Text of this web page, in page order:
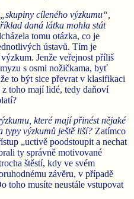
cíleného výzkumu“,
daná látka mohla stát
tomu otázka, co je
ústavů. Tím je
Jenže veřejnost příliš
s osmi nožičkama, byť
to být sice převrat v klasifikaci
toho mají lidé, tedy daňoví
které mají přinést nějaké
typy výzkumů ještě liší? Zatímco
„uctivě poodstoupit a nechat
ty správně motivované
štěstí, kdy ve svém
závěru, v případě
toho musíte neustále vstupovat